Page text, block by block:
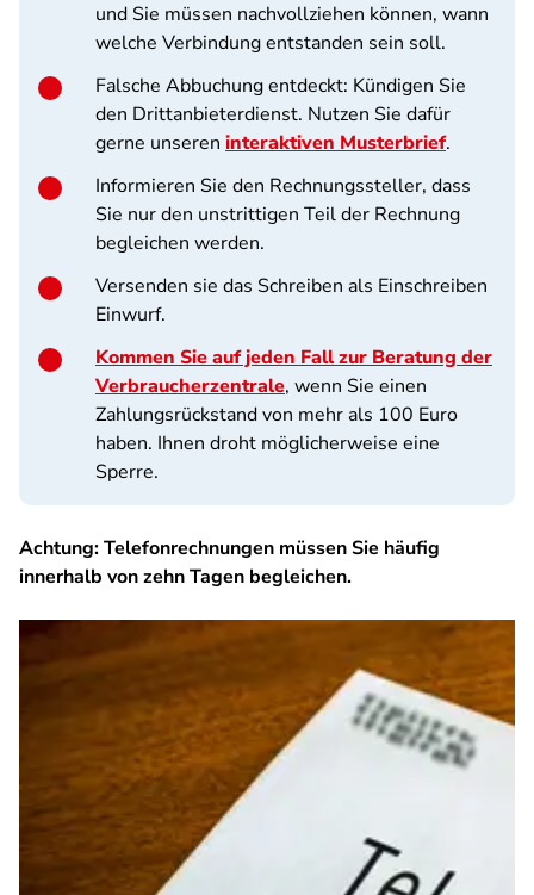
und Sie müssen nachvollziehen können, wann
welche Verbindung entstanden sein soll.
Falsche Abbuchung entdeckt: Kündigen Sie
den Drittanbieterdienst. Nutzen Sie dafür
gerne unseren interaktiven Musterbrief.
Informieren Sie den Rechnungssteller, dass
Sie nur den unstrittigen Teil der Rechnung
begleichen werden.
Versenden sie das Schreiben als Einschreiben
Einwurf.
Kommen Sie auf jeden Fall zur Beratung der
Verbraucherzentrale, wenn Sie einen
Zahlungsrückstand von mehr als 100 Euro
haben. Ihnen droht möglicherweise eine
Sperre.
Achtung:Telefonrechnungen müssen Sie häufig
innerhalb von zehn Tagen begleichen.